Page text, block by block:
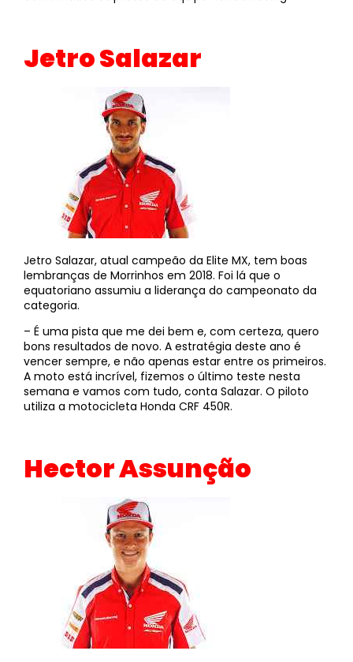
Jetro Salazar
Jetro Salazar, atual campeão da Elite MX, tem boas
lembranças de Morrinhos em 2018. Foi lá que o
equatoriano assumiu a liderança do campeonato da
categoria.
– É uma pista que me dei bem e, com certeza, quero
bons resultados de novo. A estratégia deste ano é
vencer sempre, e não apenas estar entre os primeiros.
A moto está incrível, fizemos o último teste nesta
semana e vamos com tudo, conta Salazar. O piloto
utiliza a motocicleta Honda CRF 450R.
Hector Assunção